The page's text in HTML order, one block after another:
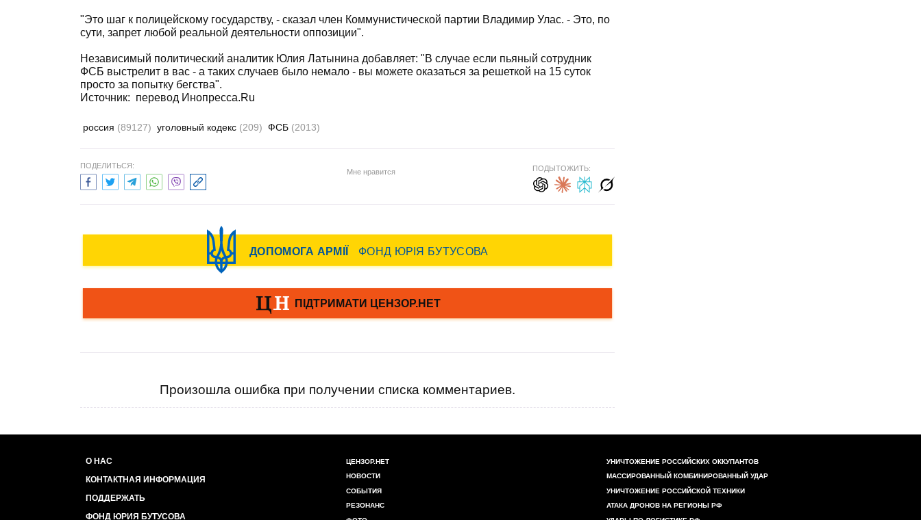
"Это шаг к полицейскому государству, - сказал член Коммунистической партии Владимир Улас. - Это, по
сути, запрет любой реальной деятельности оппозиции".
Независимый политический аналитик Юлия Латынина добавляет: "В случае если пьяный сотрудник
ФСБ выстрелит в вас - а таких случаев было немало - вы можете оказаться за решеткой на 15 суток
просто за попытку бегства".
Источник: перевод Инопресса.Ru
россия (89127) уголовный кодекс (209) ФСБ (2013)
ПОДЕЛИТЬСЯ:
Мне нравится ПОДЫТОЖИТЬ:
Произошла ошибка при получении списка комментариев.
О НАС
КОНТАКТНАЯ ИНФОРМАЦИЯ
ПОДДЕРЖАТЬ
ФОНД ЮРИЯ БУТУСОВА
ЦЕНЗОР.НЕТ
НОВОСТИ
СОБЫТИЯ
РЕЗОНАНС
УНИЧТОЖЕНИЕ РОССИЙСКИХ ОККУПАНТОВ
МАССИРОВАННЫЙ КОМБИНИРОВАННЫЙ УДАР
УНИЧТОЖЕНИЕ РОССИЙСКОЙ ТЕХНИКИ
АТАКА ДРОНОВ НА РЕГИОНЫ РФ